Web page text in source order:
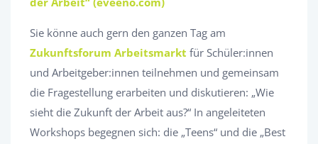
Sie könne auch gern den ganzen Tag am
Zukunftsforum Arbeitsmarkt für Schüler:innen
und Arbeitgeber:innen teilnehmen und gemeinsam
die Fragestellung erarbeiten und diskutieren: „Wie
sieht die Zukunft der Arbeit aus?“ In angeleiteten
Workshops begegnen sich: die „Teens“ und die „Best